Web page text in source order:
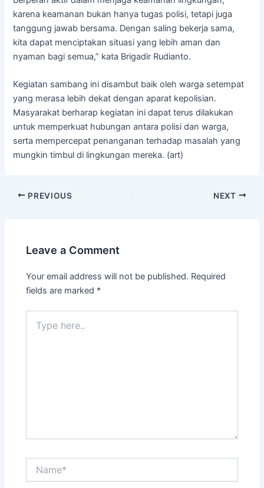
karena keamanan bukan hanya tugas polisi, tetapi juga
tanggung jawab bersama. Dengan saling bekerja sama,
kita dapat menciptakan situasi yang lebih aman dan
nyaman bagi semua,” kata Brigadir Rudianto.
Kegiatan sambang ini disambut baik oleh warga setempat
yang merasa lebih dekat dengan aparat kepolisian.
Masyarakat berharap kegiatan ini dapat terus dilakukan
untuk memperkuat hubungan antara polisi dan warga,
serta mempercepat penanganan terhadap masalah yang
mungkin timbul di lingkungan mereka. (art)
PREVIOUS NEXT
Leave a Comment
Your email address will not be published. Required
fields are marked *
here..